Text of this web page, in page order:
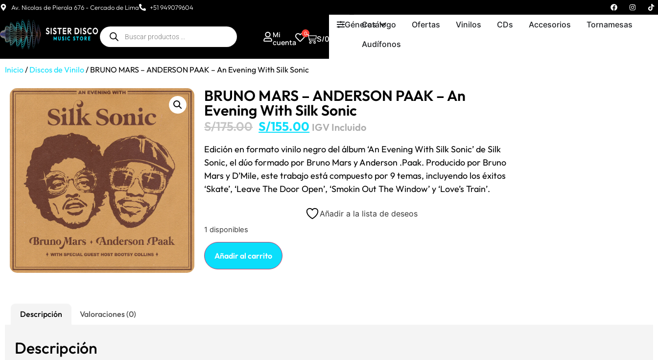
Av. Nicolas de Pierola 676 - Cercado de Lima +51 949079604
Mi
cuenta
0
S/0.00
GénerosCatálogo Ofertas Vinilos CDs Accesorios
Tornamesas
Audífonos
Inicio/ Discos de Vinilo/ BRUNO MARS – ANDERSON PAAK – An Evening With Silk Sonic
BRUNO MARS – ANDERSON PAAK – An
Evening With Silk Sonic
S/175.00 S/155.00 IGV Incluido
Edición en formato vinilo negro del álbum ‘An Evening With Silk Sonic’ de Silk
Sonic, el dúo formado por Bruno Mars y Anderson .Paak. Producido por Bruno
Mars y D’Mile, este trabajo está compuesto por 9 temas, incluyendo los éxitos
‘Skate’, ‘Leave The Door Open’, ‘Smokin Out The Window’ y ‘Love’s Train’.
Añadir a la lista de deseos
1 disponibles
Añadir al carrito
Descripción Valoraciones (0)
Descripción